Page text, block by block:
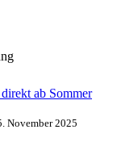
ab Sommer
November 2025